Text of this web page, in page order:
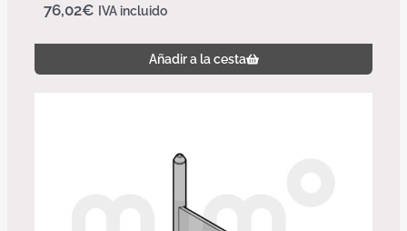
76,02€ IVA incluido
Añadir a la cesta